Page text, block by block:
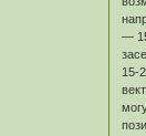
—
15-